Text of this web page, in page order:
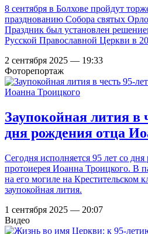
8 сентября в Болхове пройдут
празднованию Собора святых
Праздник был установлен
Русской Православной Церкви в
2 сентября 2025 — 19:33
Фоторепортаж
Заупокойная лития в
дня рождения отца
Сегодня исполняется 95 лет со
протоиерея Иоанна Троицкого. В
на его могиле на Крестительском
заупокойная лития.
1 сентября 2025 — 20:07
Видео